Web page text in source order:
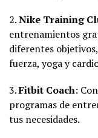
2.Nike Training
entrenamientos
diferentes
fuerza, yoga y
3.Fitbit Coach:
programas de
tus necesidades.